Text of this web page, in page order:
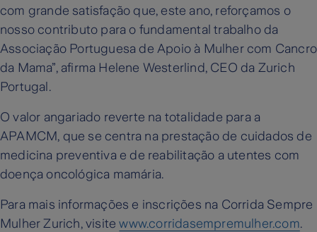
com grande satisfação que, este ano, reforçamos o
nosso contributo para o fundamental trabalho da
Associação Portuguesa de Apoio à Mulher com Cancro
da Mama”, afirma Helene Westerlind, CEO da Zurich
Portugal.
O valor angariado reverte na totalidade para a
APAMCM, que se centra na prestação de cuidados de
medicina preventiva e de reabilitação a utentes com
doença oncológica mamária.
Para mais informações e inscrições na Corrida Sempre
Mulher Zurich, visitewww.corridasempremulher.com.